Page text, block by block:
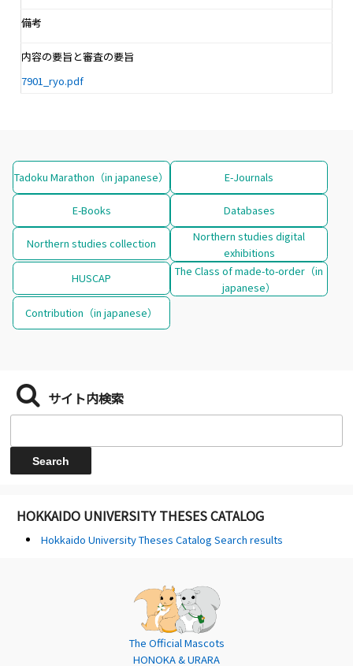
備考
内容の要旨と審査の要旨
7901_ryo.pdf
Tadoku Marathon（in japanese） E-Journals
E-Books Databases
Northern studies collection
Northern studies digital
exhibitions
HUSCAP
The Class of made-to-order（in
japanese）
Contribution（in japanese）
サイト内検索
HOKKAIDO UNIVERSITY THESES CATALOG
Hokkaido University Theses Catalog Search results
The Official Mascots
HONOKA & URARA